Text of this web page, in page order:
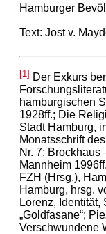
Hamburger
Text: Jost v.
[1] Der Exkurs
hamburgischen
1928ff.; Die
Stadt Hamburg,
Monatsschrift
Nr. 7;
Mannheim
FZH (Hrsg.),
Hamburg, hrsg.
Lorenz, Identität,
„Goldfasane“;
Verschwundene